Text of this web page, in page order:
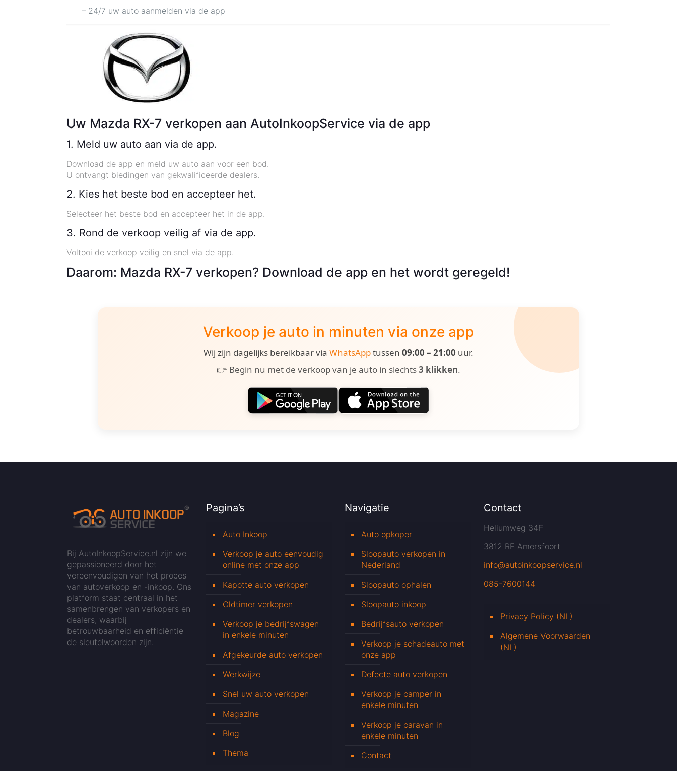
– 24/7 uw auto aanmelden via de app
Uw Mazda RX-7 verkopen aan AutoInkoopService via de app
1. Meld uw auto aan via de app.
Download de app en meld uw auto aan voor een bod.
U ontvangt biedingen van gekwalificeerde dealers.
2. Kies het beste bod en accepteer het.
Selecteer het beste bod en accepteer het in de app.
3. Rond de verkoop veilig af via de app.
Voltooi de verkoop veilig en snel via de app.
Daarom: Mazda RX-7 verkopen? Download de app en het wordt geregeld!
Verkoop je auto in minuten via onze app
Wij zijn dagelijks bereikbaar via WhatsApptussen 09:00 – 21:00 uur.
👉 Begin nu met de verkoop van je auto in slechts3 klikken.
Bij AutoInkoopService.nl zijn we
gepassioneerd door het
vereenvoudigen van het proces
van autoverkoop en -inkoop. Ons
platform staat centraal in het
samenbrengen van verkopers en
dealers, waarbij
betrouwbaarheid en efficiëntie
de sleutelwoorden zijn.
Pagina’s
Auto Inkoop
Verkoop je auto eenvoudig
online met onze app
Kapotte auto verkopen
Oldtimer verkopen
Verkoop je bedrijfswagen
in enkele minuten
Afgekeurde auto verkopen
Werkwijze
Snel uw auto verkopen
Magazine
Blog
Thema
Navigatie
Auto opkoper
Sloopauto verkopen in
Nederland
Sloopauto ophalen
Sloopauto inkoop
Bedrijfsauto verkopen
Verkoop je schadeauto met
onze app
Defecte auto verkopen
Verkoop je camper in
enkele minuten
Verkoop je caravan in
enkele minuten
Contact
Contact
Heliumweg 34F
3812 RE Amersfoort
info@autoinkoopservice.nl
085-7600144
Privacy Policy (NL)
Algemene Voorwaarden
(NL)